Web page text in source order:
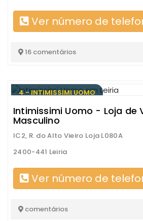
Ver número de
16 comentários
4 - INTIMISSIMI UOMO
Intimissimi Uomo - Loja de
Masculino
IC2, R. do Alto Vieiro Loja L080A
2400-441 Leiria
Ver número de
comentários